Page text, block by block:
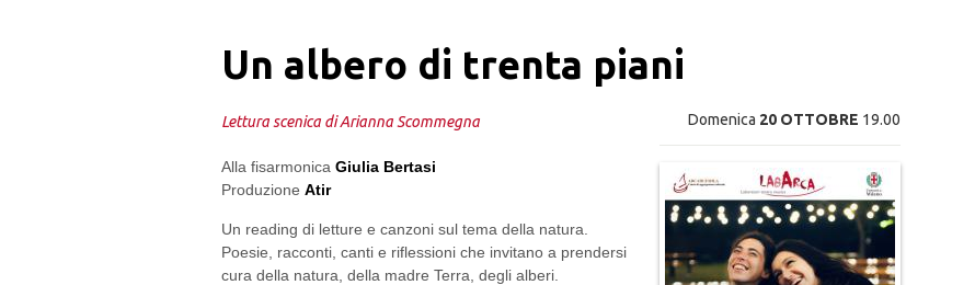
Un albero di trenta piani
Domenica 20 OTTOBRE 19.00
Lettura scenica di Arianna Scommegna
Alla fisarmonica Giulia Bertasi
Produzione Atir
Un reading di letture e canzoni sul tema della natura.
Poesie, racconti, canti e riflessioni che invitano a prendersi
cura della natura, della madre Terra, degli alberi.